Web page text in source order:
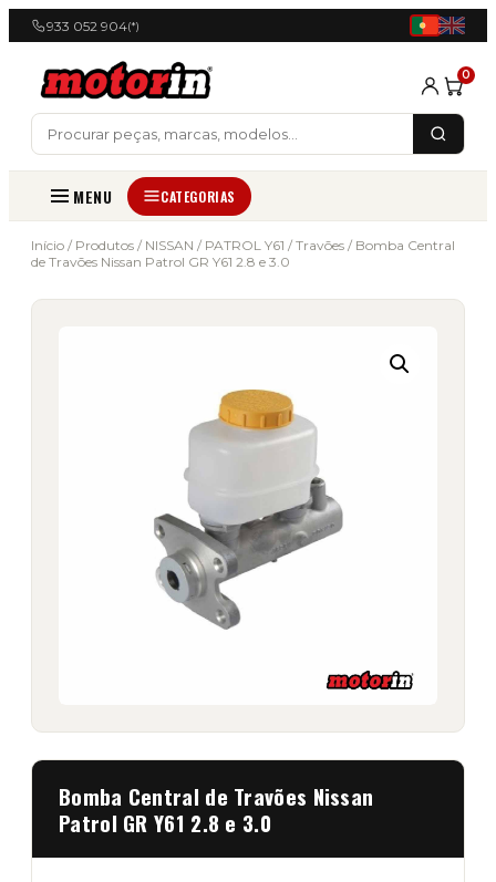
933 052 904(*)
0
MENU CATEGORIAS
Início / Produtos / NISSAN / PATROL Y61 / Travões / Bomba Central
de Travões Nissan Patrol GR Y61 2.8 e 3.0
Bomba Central de Travões Nissan
Patrol GR Y61 2.8 e 3.0